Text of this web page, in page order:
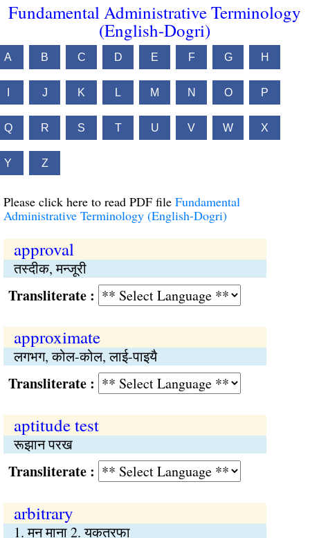
Fundamental Administrative Terminology
(English-Dogri)
A B C D E F G H
J K L M N O P
Q R S T U V W X
Y Z
Please click here to read PDF file Fundamental
Administrative Terminology (English-Dogri)
approval
तस्दीक, मन्जूरी
:
approximate
लगभग, कोल-कोल, लाई-पाइयै
:
aptitude test
रूझान परख
:
arbitrary
1. मन माना 2. यकतरफा